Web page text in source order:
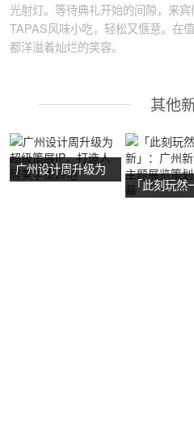
光射灯。等待典礼开始的间隙，来
TAPAS风味小吃，轻松又惬意。在
都洋溢着灿烂的笑容。
其他
广州设计周升级为
「此刻玩然